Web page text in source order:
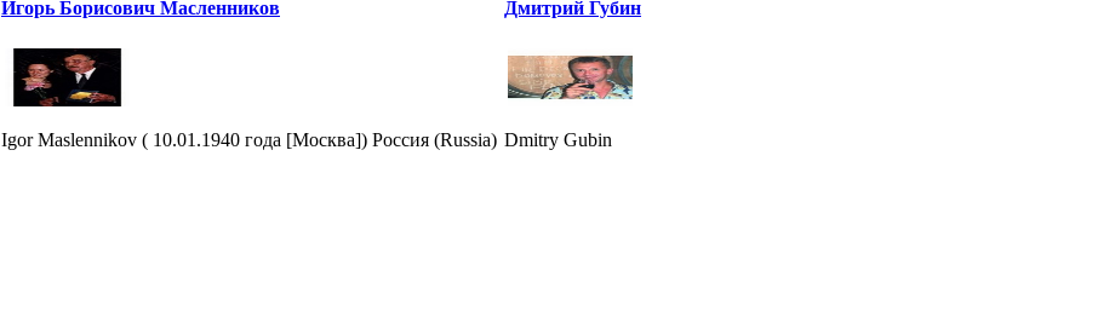
Игорь Борисович Масленников
Igor Maslennikov ( 10.01.1940 года [Москва]) Россия (Russia)
Дмитрий Губин
Dmitry Gubin